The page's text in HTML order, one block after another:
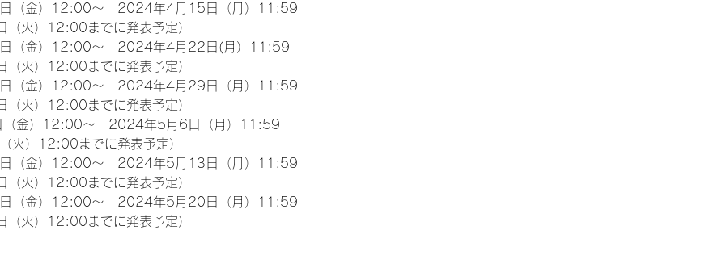
（金）12:00～　2024年4月15日（月）11:59
火）12:00までに発表予定）
（金）12:00～　2024年4月22日(月）11:59
火）12:00までに発表予定）
（金）12:00～　2024年4月29日（月）11:59
火）12:00までに発表予定）
金）12:00～　2024年5月6日（月）11:59
火）12:00までに発表予定）
（金）12:00～　2024年5月13日（月）11:59
火）12:00までに発表予定）
（金）12:00～　2024年5月20日（月）11:59
火）12:00までに発表予定）